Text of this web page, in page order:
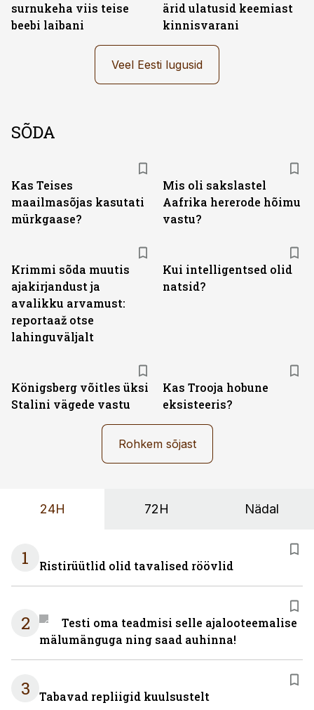
surnukeha viis teise
beebi laibani
ärid ulatusid keemiast
kinnisvarani
Veel Eesti lugusid
SÕDA
Kas Teises
maailmasõjas kasutati
mürkgaase?
Mis oli sakslastel
Aafrika hererode hõimu
vastu?
Krimmi sõda muutis
ajakirjandust ja
avalikku arvamust:
reportaaž otse
lahinguväljalt
Kui intelligentsed olid
natsid?
Königsberg võitles üksi
Stalini vägede vastu
Kas Trooja hobune
eksisteeris?
Rohkem sõjast
24H 72H Nädal
1 Ristirüütlid olid tavalised röövlid
2
Testi oma teadmisi selle ajalooteemalise
mälumänguga ning saad auhinna!
3 Tabavad repliigid kuulsustelt